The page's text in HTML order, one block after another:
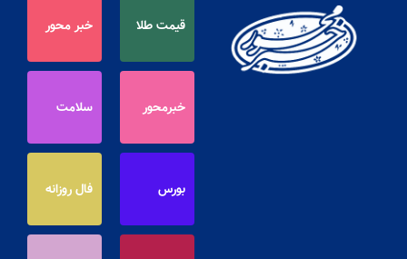
قیمت طلا خبر محور
خبرمحور سلامت
بورس فال روزانه